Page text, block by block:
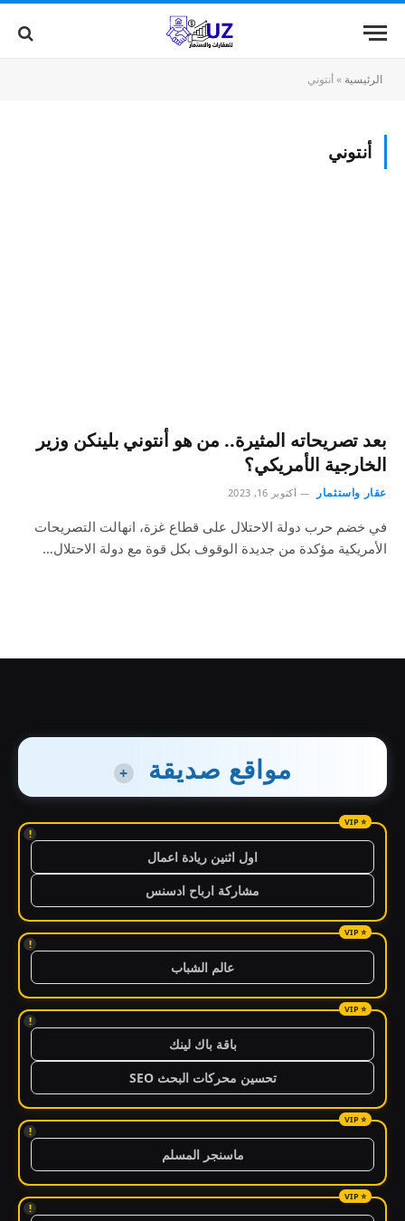
الرئيسية » أنتوني
أنتوني
بعد تصريحاته المثيرة.. من هو أنتوني بلينكن وزير
الخارجية الأمريكي؟
عقار واستثمار أكتوبر 16, 2023
في خضم حرب دولة الاحتلال على قطاع غزة، انهالت التصريحات
الأمريكية مؤكدة من جديدة الوقوف بكل قوة مع دولة الاحتلال…
مواقع صديقة +
!
اول اثنين ريادة اعمال
مشاركة ارباح ادسنس
!
عالم الشباب
!
باقة باك لينك
تحسين محركات البحث SEO
!
ماسنجر المسلم
!